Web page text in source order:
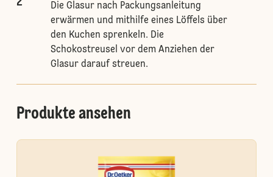
Die Glasur nach Packungsanleitung
erwärmen und mithilfe eines Löffels über
den Kuchen sprenkeln. Die
Schokostreusel vor dem Anziehen der
Glasur darauf streuen.
Produkte ansehen